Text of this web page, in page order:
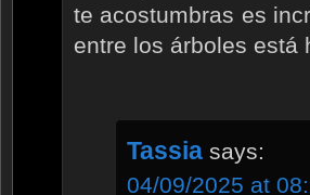
te acostumbras es
entre los árboles está
Tassia says:
04/09/2025 at